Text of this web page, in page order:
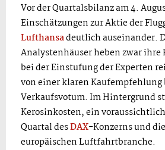
Vor der Quartalsbilanz am 4.
Einschätzungen zur Aktie der
Lufthansadeutlich auseinander.
Analystenhäuser heben zwar ihre
bei der Einstufung der Experten
von einer klaren Kaufempfehlung
Verkaufsvotum. Im Hintergrund
Kerosinkosten, ein
Quartal desDAX-Konzerns und
europäischen Luftfahrtbranche.